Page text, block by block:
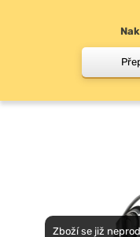
Přední brzda
Zboží se již